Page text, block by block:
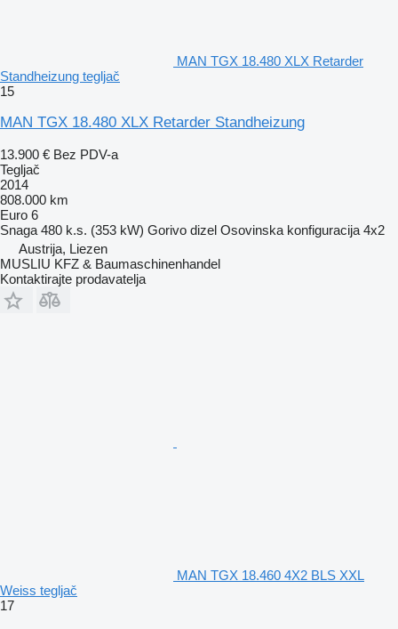
MAN TGX 18.480 XLX Retarder
Standheizung tegljač
15
MAN TGX 18.480 XLX Retarder Standheizung
13.900 € Bez PDV-a
Tegljač
2014
808.000 km
Euro 6
Snaga 480 k.s. (353 kW) Gorivo dizel Osovinska konfiguracija 4x2
Austrija, Liezen
MUSLIU KFZ & Baumaschinenhandel
Kontaktirajte prodavatelja
MAN TGX 18.460 4X2 BLS XXL
Weiss tegljač
17